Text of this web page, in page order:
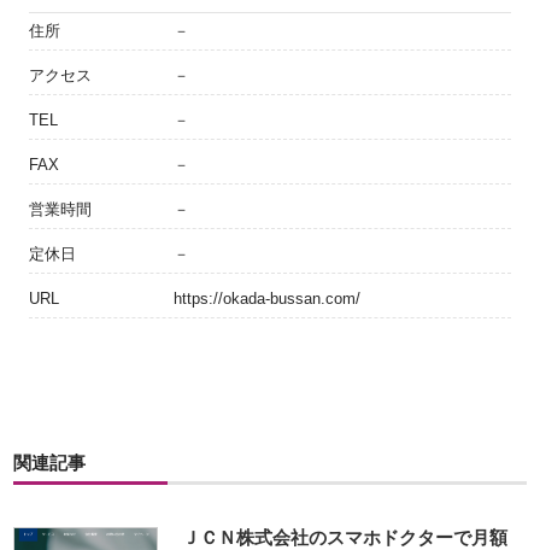
住所 －
アクセス －
TEL －
FAX －
営業時間 －
定休日 －
URL https://okada-bussan.com/
関連記事
ＪＣＮ株式会社のスマホドクターで月額